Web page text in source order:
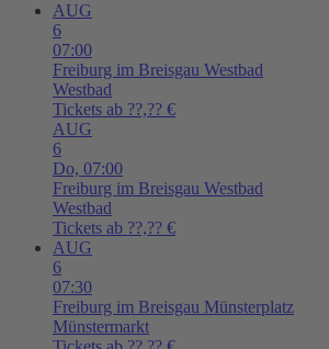
AUG
6
07:00
Freiburg im Breisgau Westbad
Westbad
Tickets ab ??,?? €
AUG
6
Do, 07:00
Freiburg im Breisgau Westbad
Westbad
Tickets ab ??,?? €
AUG
6
07:30
Freiburg im Breisgau Münsterplatz
Münstermarkt